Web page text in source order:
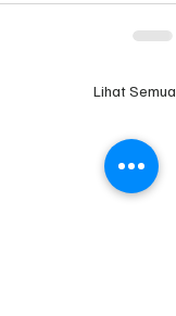
Lihat Semua